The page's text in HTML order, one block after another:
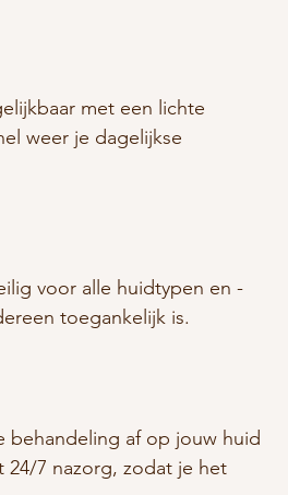
met een lichte
weer je dagelijkse
voor alle huidtypen en -
toegankelijk is.
behandeling af op jouw huid
24/7 nazorg, zodat je het